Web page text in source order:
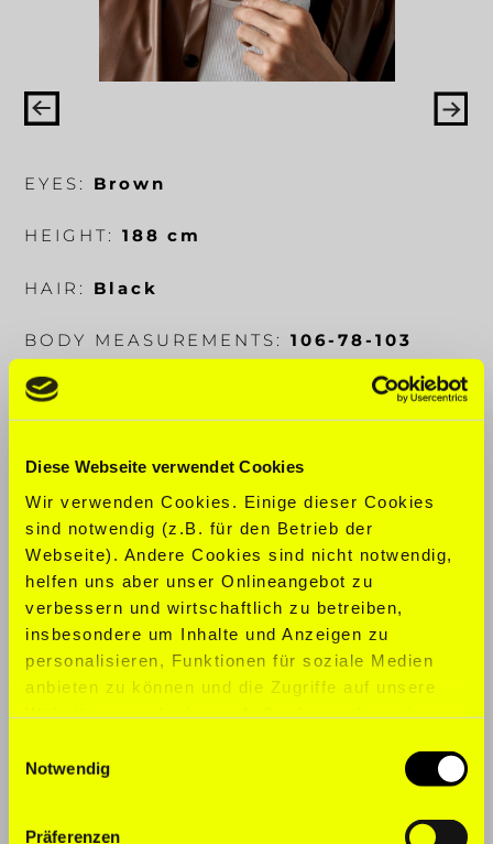
Diese Webseite verwendet Cookies
Wir verwenden Cookies. Einige dieser Cookies
sind notwendig (z.B. für den Betrieb der
Webseite). Andere Cookies sind nicht notwendig,
helfen uns aber unser Onlineangebot zu
verbessern und wirtschaftlich zu betreiben,
insbesondere um Inhalte und Anzeigen zu
personalisieren, Funktionen für soziale Medien
anbieten zu können und die Zugriffe auf unsere
Website an unsere Partner für soziale Medien,
Werbung und Analysen weiter. Unsere Partner
führen diese Informationen möglicherweise mit
Notwendig
Präferenzen
EYES: Brown
HEIGHT: 188 cm
HAIR: Black
BODY MEASUREMENTS: 106-78-103
CLOTHING SIZE:
SPORTS:Basketball, Bodybuilding,
Fitness
LANGUAGES:Chinese, English,
German, Spanish